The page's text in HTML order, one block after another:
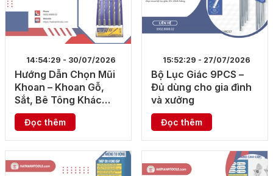
14:54:29 - 30/07/2026
Hướng Dẫn Chọn Mũi
Khoan – Khoan Gỗ,
Sắt, Bê Tông Khác
Nhau
Đọc thêm
15:52:29 - 27/07/2026
Bộ Lục Giác 9PCS –
Đủ dùng cho gia đình
và xưởng
Đọc thêm